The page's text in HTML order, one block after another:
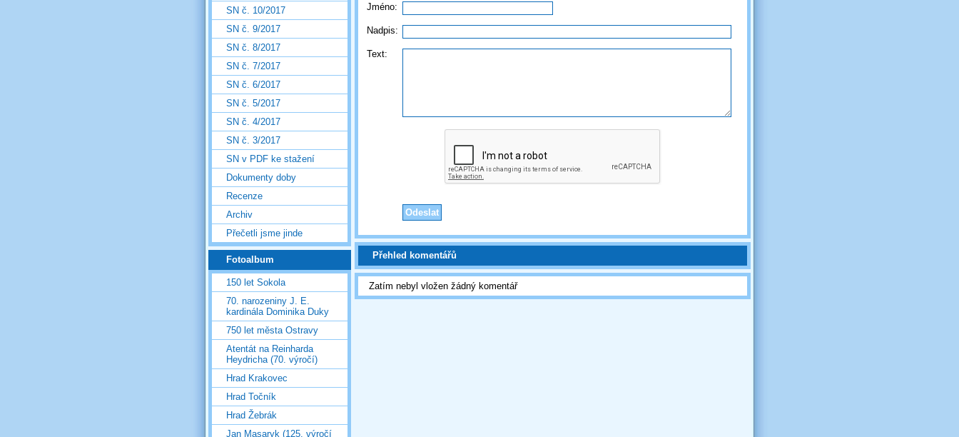
Jméno:
Nadpis:
Text:
Přehled komentářů
Zatím nebyl vložen žádný komentář
SN č. 10/2017
SN č. 9/2017
SN č. 8/2017
SN č. 7/2017
SN č. 6/2017
SN č. 5/2017
SN č. 4/2017
SN č. 3/2017
SN v PDF ke stažení
Dokumenty doby
Recenze
Archiv
Přečetli jsme jinde
Fotoalbum
150 let Sokola
70. narozeniny J. E.
kardinála Dominika Duky
750 let města Ostravy
Atentát na Reinharda
Heydricha (70. výročí)
Hrad Krakovec
Hrad Točník
Hrad Žebrák
Jan Masaryk (125. výročí